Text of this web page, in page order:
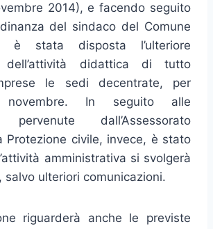
2014), e facendo seguito
del sindaco del Comune
è stata disposta l’ulteriore
dell’attività didattica di tutto
le sedi decentrate, per
In seguito alle
pervenute dall’Assessorato
Protezione civile, invece, è stato
amministrativa si svolgerà
salvo ulteriori comunicazioni.
riguarderà anche le previste